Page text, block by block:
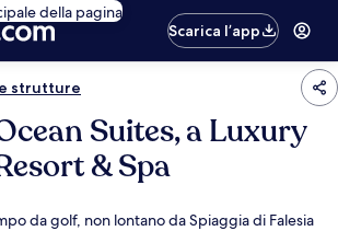
della pagina
Scarica l’app
strutture
Suites, a Luxury
& Spa
da golf, non lontano da Spiaggia di Falesia